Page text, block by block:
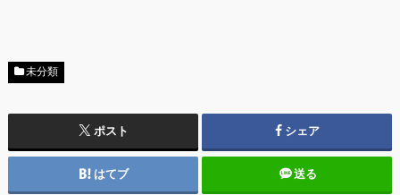
未分類
ポスト シェア
はてブ 送る